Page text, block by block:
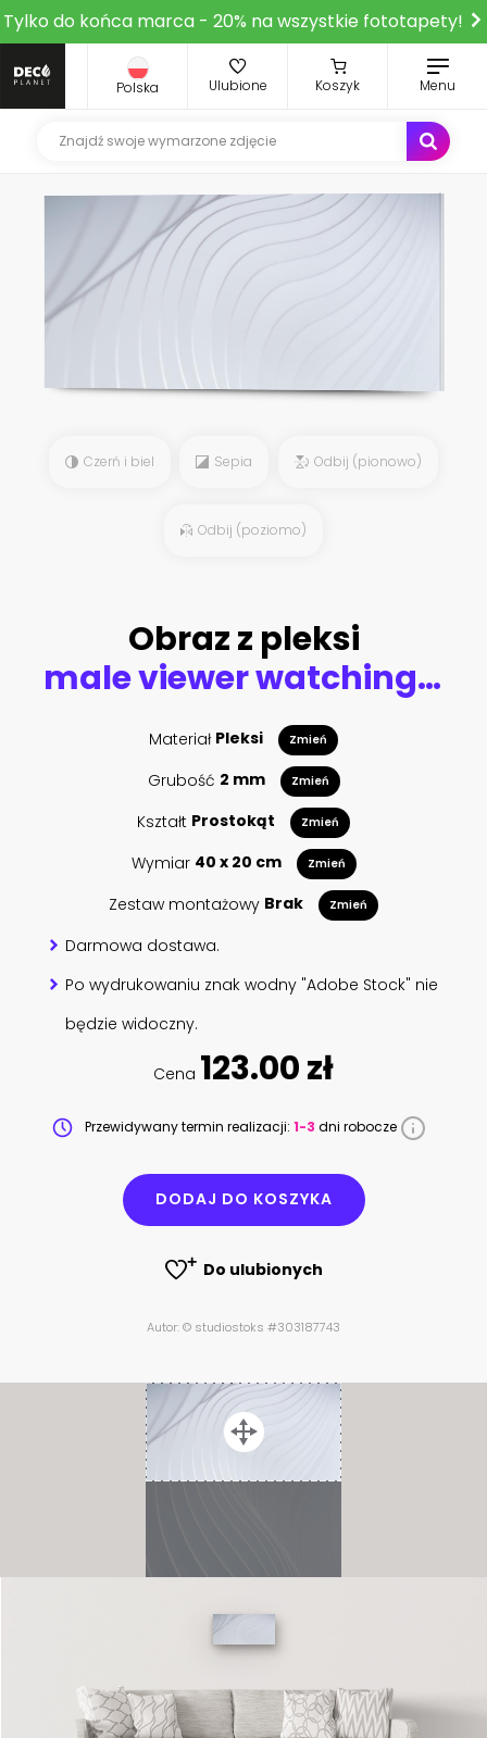
Tylko do końca marca - 20% na wszystkie fototapety!
Polska Ulubione Koszyk Menu
Czerń i biel Sepia Odbij (pionowo)
Odbij (poziomo)
Obraz z pleksi
male viewer watching TV. Television propaganda, film and news
Materiał Pleksi Zmień
Grubość 2 mm Zmień
Kształt Prostokąt Zmień
Wymiar 40 x 20 cm Zmień
Zestaw montażowy Brak Zmień
Darmowa dostawa.
Po wydrukowaniu znak wodny "Adobe Stock" nie
będzie widoczny.
Cena 123.00 zł
Przewidywany termin realizacji: 1-3 dni robocze
DODAJ DO KOSZYKA
Do ulubionych
Autor: © studiostoks #303187743